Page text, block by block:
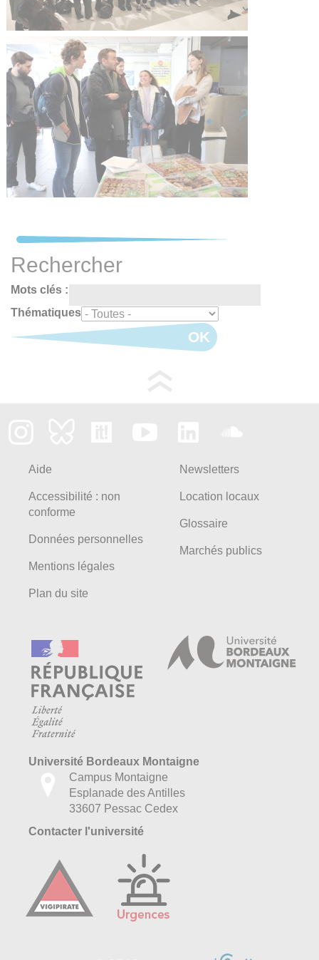
Rechercher
Mots clés :
Thématiques
OK
Aide
Accessibilité : non
conforme
Données personnelles
Mentions légales
Plan du site
Newsletters
Location locaux
Glossaire
Marchés publics
Université Bordeaux Montaigne
Campus Montaigne
Esplanade des Antilles
33607 Pessac Cedex
Contacter l'université